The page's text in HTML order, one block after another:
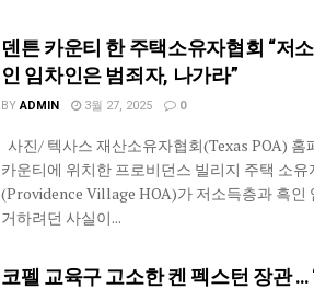
덴튼 카운티 한 주택소유자협회 “저
인 임차인은 범죄자, 나가라”
BY ADMIN 3월 27, 2025 0
사진/ 텍사스 재산소유자협회(Texas POA) 홈
카운티에 위치한 프로비던스 빌리지 주택 소유
(Providence Village HOA)가 저소득층과 흑인
거하려던 사실이...
코펠 교육구 고소한 켄 펙스턴 장관 …